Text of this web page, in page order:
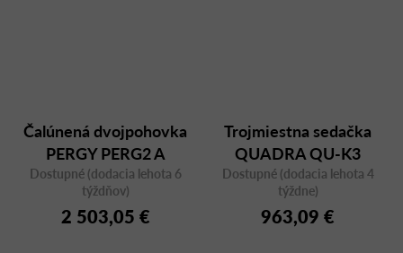
Čalúnená dvojpohovka
PERGY PERG2 A
Dostupné (dodacia lehota 6
týždňov)
2 503,05 €
Trojmiestna sedačka
QUADRA QU-K3
Dostupné (dodacia lehota 4
týždne)
963,09 €